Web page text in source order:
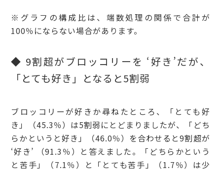
※グラフの構成比は、端数処理の関係で合計が
100％にならない場合があります。
◆ 9割超がブロッコリーを ‘好き’だが、
「とても好き」となると5割弱
ブロッコリーが好きか尋ねたところ、「とても好
き」（45.3％）は5割弱にとどまりましたが、「どち
らかというと好き」（46.0％）を合わせると9割超が
‘好き’ （91.3％）と答えました。「どちらかという
と苦手」（7.1％）と「とても苦手」（1.7％）は少